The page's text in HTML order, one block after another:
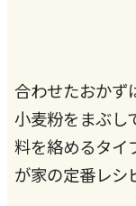
合わせたおかず
小麦粉をまぶし
料を絡めるタイ
が家の定番レシ